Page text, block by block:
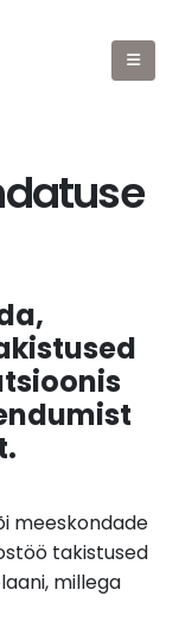
meeskondade
takistused
millega